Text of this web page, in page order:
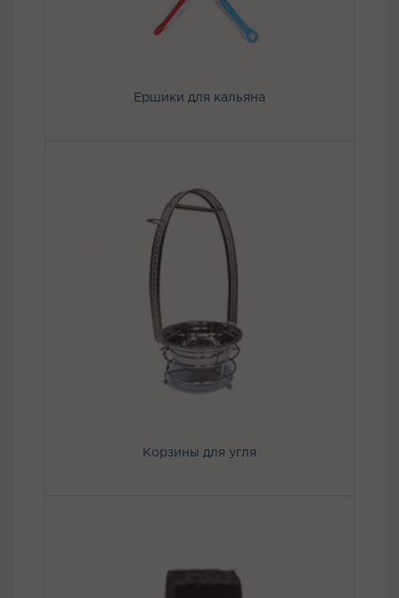
Ершики для кальяна
Корзины для угля